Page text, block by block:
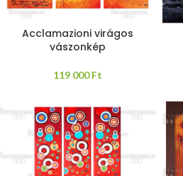
Acclamazioni virágos
vászonkép
119 000Ft